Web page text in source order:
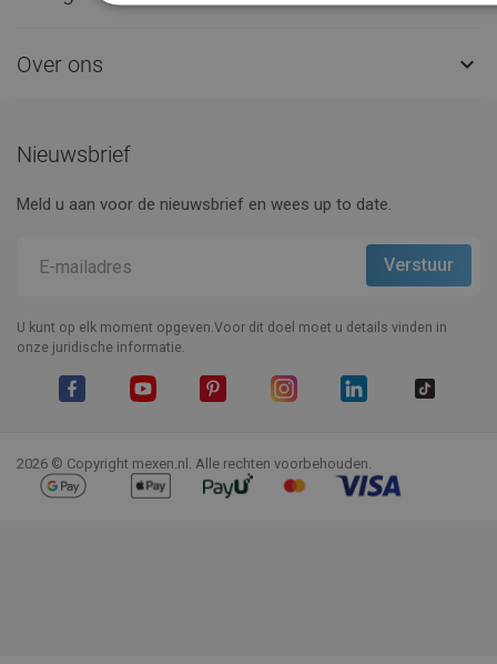
Over ons 
Nieuwsbrief
Meld u aan voor de nieuwsbrief en wees up to date.
U kunt op elk moment opgeven.Voor dit doel moet u details vinden in
onze juridische informatie.
2026 © Copyright mexen.nl. Alle rechten voorbehouden.